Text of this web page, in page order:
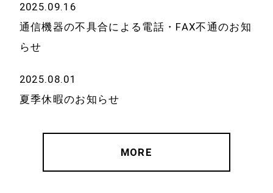
2025.09.16
通信機器の不具合による電話・FAX不通のお知
らせ
2025.08.01
夏季休暇のお知らせ
MORE